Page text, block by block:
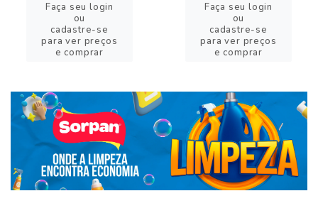
Faça seu login
ou
cadastre-se
para ver preços
e comprar
Faça seu login
ou
cadastre-se
para ver preços
e comprar